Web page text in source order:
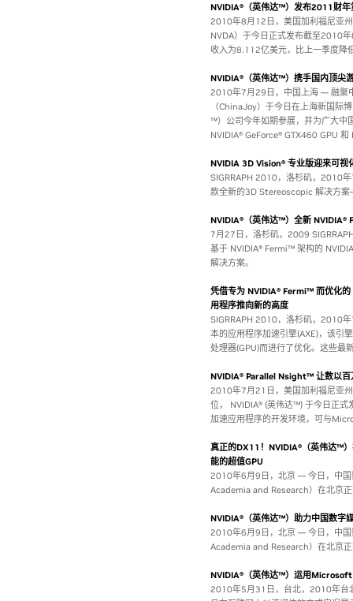
NVIDIA®（英伟达™）发布2011财年
2010年8月12日，美国加利福尼亚
NVDA）于今日正式发布截至2010
收入为8.112亿美元，比上一季度降
NVIDIA®（英伟达™）携手国内顶尖
2010年7月29日，中国上海 — 融聚
（ChinaJoy）于今日在上海新国际
™）公司今年如期参展，并为广大中
NVIDIA® GeForce® GTX460 GPU
NVIDIA 3D Vision® 专业版迎来可视
SIGRRAPH 2010，洛杉矶，2010
款全新的3D Stereoscopic 解决方
NVIDIA®（英伟达™）全新 NVIDIA®
7月27日，洛杉矶，2009
基于 NVIDIA® Fermi™ 架构的
解决方案。
凭借专为 NVIDIA® Fermi™ 而优化
用程序推向新的高度
SIGRRAPH 2010，洛杉矶，2010
本的应用程序加速引擎(AXE)，该引
处理器(GPU)而进行了优化。这些最
NVIDIA® Parallel Nsight™ 让数以
2010年7月21日，美国加利福尼亚
位， NVIDIA® (英伟达™) 于今日正
加速应用程序的开发环境，可与
真正的DX11！NVIDIA®（英伟达™
能的超值GPU
2010年6月9日，北京 — 今日，中
Academia and Research）在北京
NVIDIA®（英伟达™）助力中国数字
2010年6月9日，北京 — 今日，中
Academia and Research）在北京
NVIDIA®（英伟达™）运用
2010年5月31日，台北，2010年台